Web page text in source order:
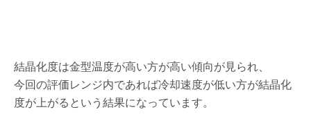
結晶化度は金型温度が高い方が高い傾向が見られ、
今回の評価レンジ内であれば冷却速度が低い方が結晶化
度が上がるという結果になっています。